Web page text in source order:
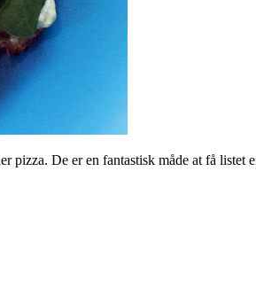
pizza. De er en fantastisk måde at få listet